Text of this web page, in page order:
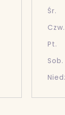
Śr.
Czw.
Pt.
Sob.